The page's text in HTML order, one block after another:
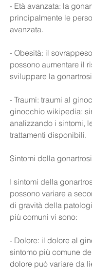
- Età avanzata: la
principalmente le
avanzata.
- Obesità: il
possono aumentare il
sviluppare la
- Traumi: traumi al
ginocchio wikipedia:
analizzando i sintomi,
trattamenti disponibili.
Sintomi della
I sintomi della
possono variare a
di gravità della
più comuni vi sono:
- Dolore: il dolore al
sintomo più comune
dolore può variare da